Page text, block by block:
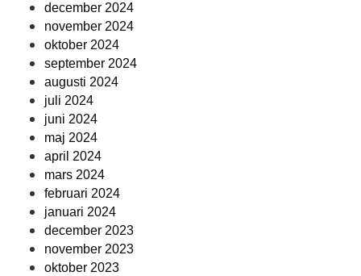
december 2024
november 2024
oktober 2024
september 2024
augusti 2024
juli 2024
juni 2024
maj 2024
april 2024
mars 2024
februari 2024
januari 2024
december 2023
november 2023
oktober 2023